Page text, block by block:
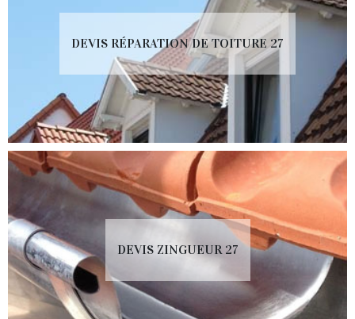
DEVIS RÉPARATION DE TOITURE 27
DEVIS ZINGUEUR 27